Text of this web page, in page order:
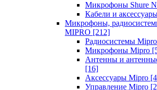
Микрофоны Shure
Кабели и
Микрофоны,
MIPRO [212]
Радиосистемы Mipro
Микрофоны Mipro
Антенны и
[16]
Аксессуары Mipro
Управление Mipro